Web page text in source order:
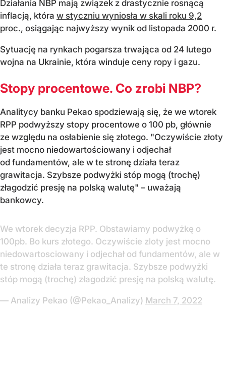
Działania NBP mają związek z drastycznie rosnącą
inflacją, która w styczniu wyniosła w skali roku 9,2
proc., osiągając najwyższy wynik od listopada 2000 r.
Sytuację na rynkach pogarsza trwająca od 24 lutego
wojna na Ukrainie, która winduje ceny ropy i gazu.
Stopy procentowe. Co zrobi NBP?
Analitycy banku Pekao spodziewają się, że we wtorek
RPP podwyższy stopy procentowe o 100 pb, głównie
ze względu na osłabienie się złotego. "Oczywiście złoty
jest mocno niedowartościowany i odjechał
od fundamentów, ale w te stronę działa teraz
grawitacja. Szybsze podwyżki stóp mogą (trochę)
złagodzić presję na polską walutę" – uważają
bankowcy.
We wtorek decyzja RPP. Obstawiamy podwyżkę o
100pb. Bo kurs złotego. Oczywiście zloty jest mocno
niedowartosciowany i odjechał od fundamentów, ale w
te stronę działa teraz grawitacja. Szybsze podwyżki
stóp mogą (trochę) złagodzić presję na polską walutę.
— Analizy Pekao (@Pekao_Analizy) March 7, 2022